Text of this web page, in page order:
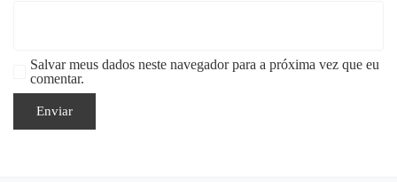
Salvar meus dados neste navegador para a próxima vez que eu
comentar.